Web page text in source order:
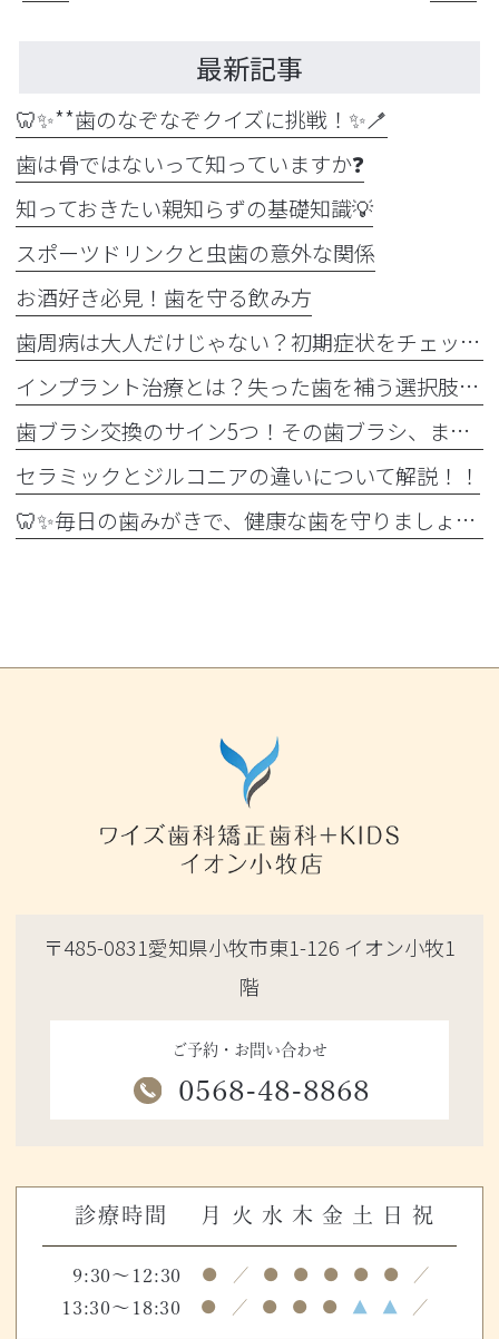
最新記事
🦷✨**歯のなぞなぞクイズに挑戦！✨🪥
歯は骨ではないって知っていますか❓
知っておきたい親知らずの基礎知識💡
スポーツドリンクと虫歯の意外な関係
お酒好き必見！歯を守る飲み方
歯周病は大人だけじゃない？初期症状をチェック
インプラント治療とは？失った歯を補う選択肢を正しく知りましょう！！
歯ブラシ交換のサイン5つ！その歯ブラシ、まだ使っていませんか？🪥
セラミックとジルコニアの違いについて解説！！
🦷✨毎日の歯みがきで、健康な歯を守りましょう✨🪥
〒485-0831愛知県小牧市東1-126 イオン小牧1
階
ご予約・お問い合わせ
0568-48-8868
診療時間 月 火 水 木 金 土 日 祝
9:30～12:30 ● ／ ● ● ● ● ● ／
13:30～18:30 ● ／ ● ● ● ▲ ▲ ／